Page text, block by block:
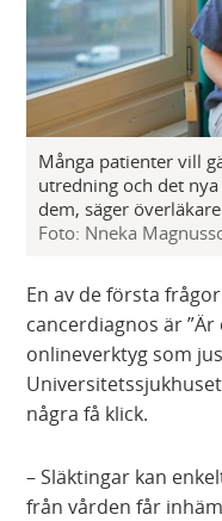
Många patienter vill
utredning och det
dem, säger
Foto: Nneka
En av de första
cancerdiagnos är
onlineverktyg som
några få klick.
– Släktingar kan
från vården får